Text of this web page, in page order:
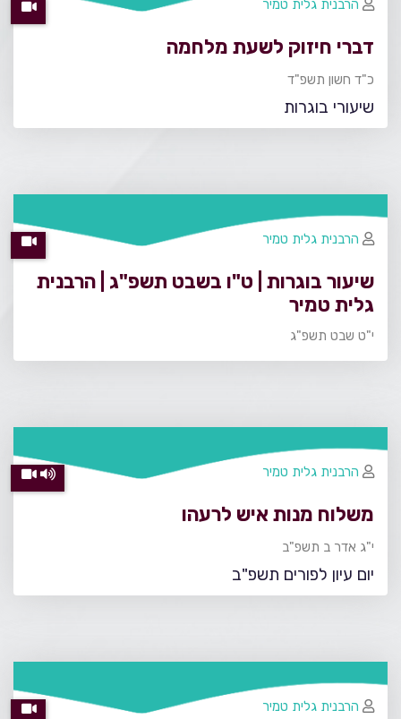
דברי חיזוק לשעת מלחמה
כ"ד חשון תשפ"ד
שיעורי בוגרות
הרבנית גלית טמיר
שיעור בוגרות | ט"ו בשבט תשפ"ג | הרבנית
גלית טמיר
י"ט שבט תשפ"ג
הרבנית גלית טמיר
משלוח מנות איש לרעהו
י"ג אדר ב תשפ"ב
יום עיון לפורים תשפ"ב
הרבנית גלית טמיר
הרבנית גלית טמיר